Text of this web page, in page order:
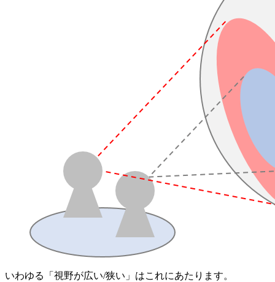
いわゆる「視野が広い/狭い」はこれにあたります。